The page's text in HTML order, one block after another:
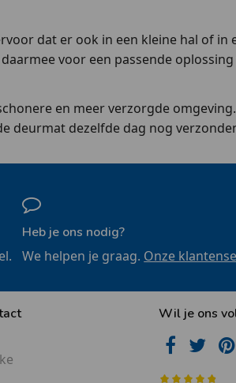
dat er ook in een kleine hal of in
voor een passende
en meer verzorgde
deurmat dezelfde dag nog
Heb je ons nodig?
We helpen je graag. Onze
Wil je ons